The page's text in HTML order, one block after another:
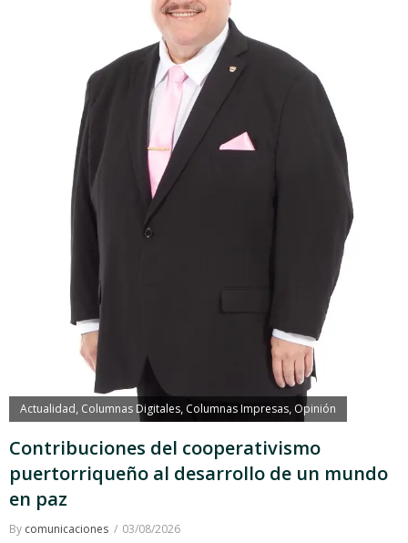
Actualidad Columnas Digitales, Columnas Impresas, Opinión
Contribuciones del cooperativismo
puertorriqueño al desarrollo de un mundo
en paz
By comunicaciones 03/08/2026